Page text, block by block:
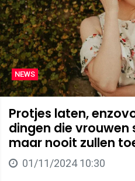
NEWS
Protjes laten,
dingen die vrouwen
maar nooit zullen
01/11/2024 10:30